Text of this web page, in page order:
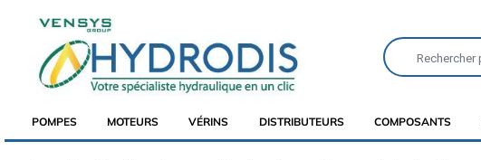
POMPES MOTEURS VÉRINS DISTRIBUTEURS COMPOSANTS